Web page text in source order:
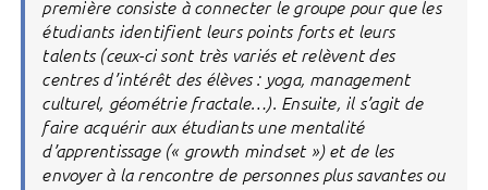
première consiste à connecter le groupe pour que les
étudiants identifient leurs points forts et leurs
talents (ceux-ci sont très variés et relèvent des
centres d’intérêt des élèves : yoga, management
culturel, géométrie fractale…). Ensuite, il s’agit de
faire acquérir aux étudiants une mentalité
d’apprentissage (« growth mindset ») et de les
envoyer à la rencontre de personnes plus savantes ou